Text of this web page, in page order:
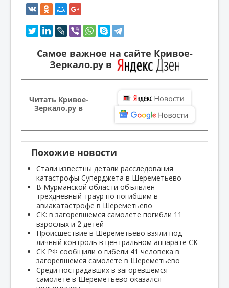
Самое важное на сайте Кривое-
Зеркало.ру в
Читать Кривое-
Зеркало.ру в
Похожие новости
Стали известны детали расследования
катастрофы Суперджета в Шереметьево
В Мурманской области объявлен
трехдневный траур по погибшим в
авиакатастрофе в Шереметьево
СК: в загоревшемся самолете погибли 11
взрослых и 2 детей
Происшествие в Шереметьево взяли под
личный контроль в центральном аппарате СК
СК РФ сообщили о гибели 41 человека в
загоревшемся самолете в Шереметьево
Среди пострадавших в загоревшемся
самолете в Шереметьево оказался